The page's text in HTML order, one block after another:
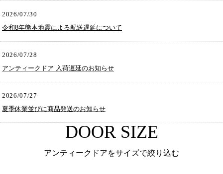
2026/07/30
令和8年熊本地震による配送遅延について
2026/07/28
アンティークドア 入荷遅延のお知らせ
2026/07/27
夏季休業並びに商品発送のお知らせ
DOOR SIZE
アンティークドアをサイズで絞り込む